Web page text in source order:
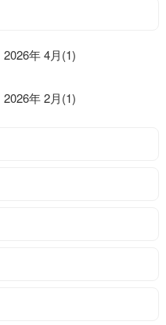
2026年 4月(1)
2026年 2月(1)